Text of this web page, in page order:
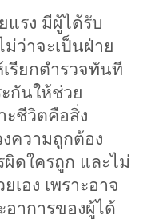
แรง มีผู้ได้รับ
ว่าจะเป็นฝ่าย
รียกตำรวจทันที
กันให้ช่วย
ะชีวิตคือสิ่ง
ความถูกต้อง
ดใครถูก และไม่
เอง เพราะอาจ
าการของผู้ได้